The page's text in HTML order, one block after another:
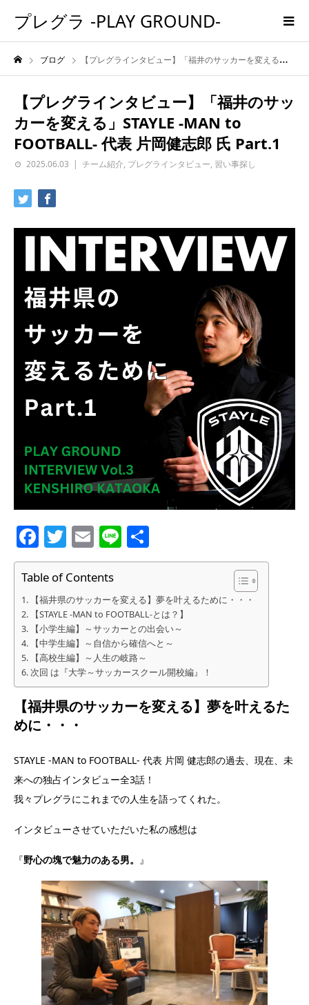
プレグラ -PLAY GROUND-
ブログ 【プレグラインタビュー】「福井のサッカーを変える」STAYLE -MAN to FOOTBALL- 代表 片岡健志郎 氏 Part.1
【プレグラインタビュー】「福井のサッ
カーを変える」STAYLE -MAN to
FOOTBALL- 代表 片岡健志郎 氏 Part.1
2025.06.03 チーム紹介, プレグラインタビュー, 習い事探し
Facebook
Twitter
Email
Line
有
Table of Contents
【福井県のサッカーを変える】夢を叶えるために・・・
【STAYLE -MAN to FOOTBALL-とは？】
【小学生編】～サッカーとの出会い～
【中学生編】～自信から確信へと～
【高校生編】～人生の岐路～
次回 は『大学～サッカースクール開校編』！
【福井県のサッカーを変える】夢を叶えるた
めに・・・
STAYLE -MAN to FOOTBALL- 代表 片岡 健志郎の過去、現在、未
来への独占インタビュー全3話！
我々プレグラにこれまでの人生を語ってくれた。
インタビューさせていただいた私の感想は
『野心の塊で魅力のある男。 』